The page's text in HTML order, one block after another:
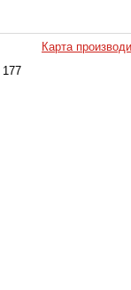
Карта
177